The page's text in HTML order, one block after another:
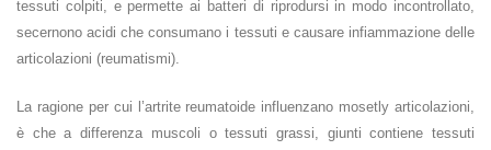
tessuti colpiti, e permette ai batteri di riprodursi in modo incontrollato,
secernono acidi che consumano i tessuti e causare infiammazione delle
articolazioni (reumatismi).
La ragione per cui l’artrite reumatoide influenzano mosetly articolazioni,
è che a differenza muscoli o tessuti grassi, giunti contiene tessuti